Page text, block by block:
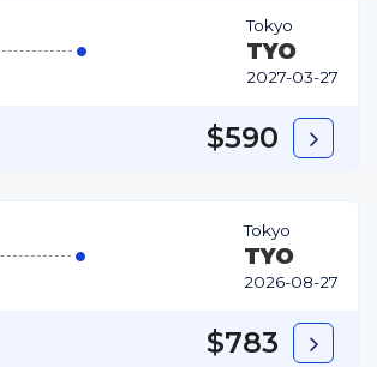
Tokyo
TYO
2027-03-27
$590
Tokyo
TYO
2026-08-27
$783